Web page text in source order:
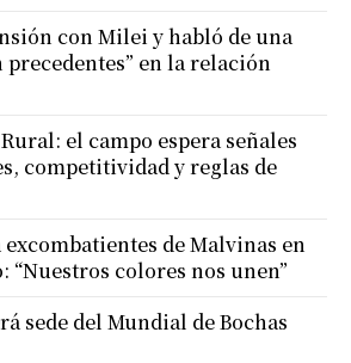
con Milei y habló de una
en la relación
el campo espera señales
competitividad y reglas de
de Malvinas en
“Nuestros colores nos unen”
sede del Mundial de Bochas